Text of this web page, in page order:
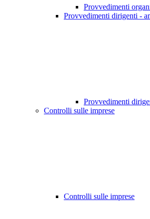
Provvedimenti
Provvedimenti dirigenti -
Provvedimenti
Controlli sulle imprese
Controlli sulle imprese